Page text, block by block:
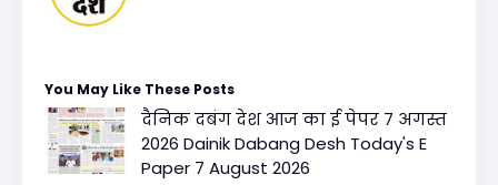
You May Like These Posts
दैनिक दबंग देश आज का ई पेपर 7 अगस्त
2026 Dainik Dabang Desh Today's E
Paper 7 August 2026